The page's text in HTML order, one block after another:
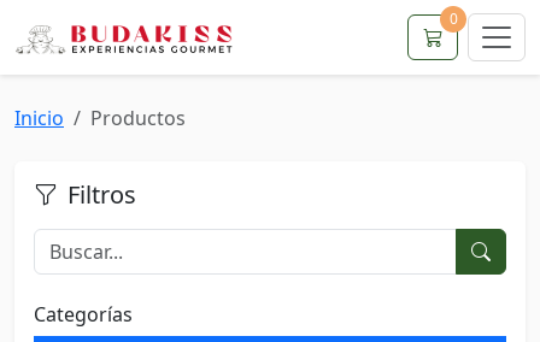
0
Inicio Productos
Filtros
Categorías